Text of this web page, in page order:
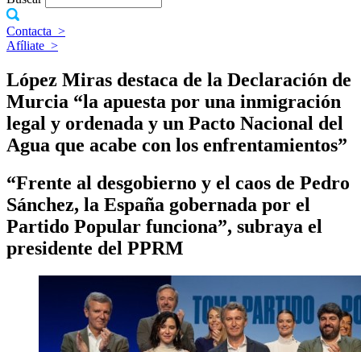
Contacta >
Afíliate >
López Miras destaca de la Declaración de
Murcia “la apuesta por una inmigración
legal y ordenada y un Pacto Nacional del
Agua que acabe con los enfrentamientos”
“Frente al desgobierno y el caos de Pedro
Sánchez, la España gobernada por el
Partido Popular funciona”, subraya el
presidente del PPRM